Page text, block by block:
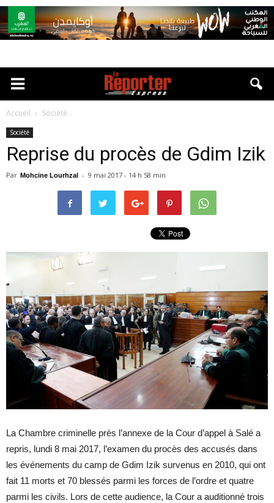
Accueil Société
Société
Reprise du procès de Gdim Izik
Par Mohcine Lourhzal - 9 mai 2017 - 14 h 58 min
La Chambre criminelle près l’annexe de la Cour d’appel à Salé a
repris, lundi 8 mai 2017, l’examen du procès des accusés dans
les événements du camp de Gdim Izik survenus en 2010, qui ont
fait 11 morts et 70 blessés parmi les forces de l’ordre et quatre
parmi les civils. Lors de cette audience, la Cour a auditionné trois